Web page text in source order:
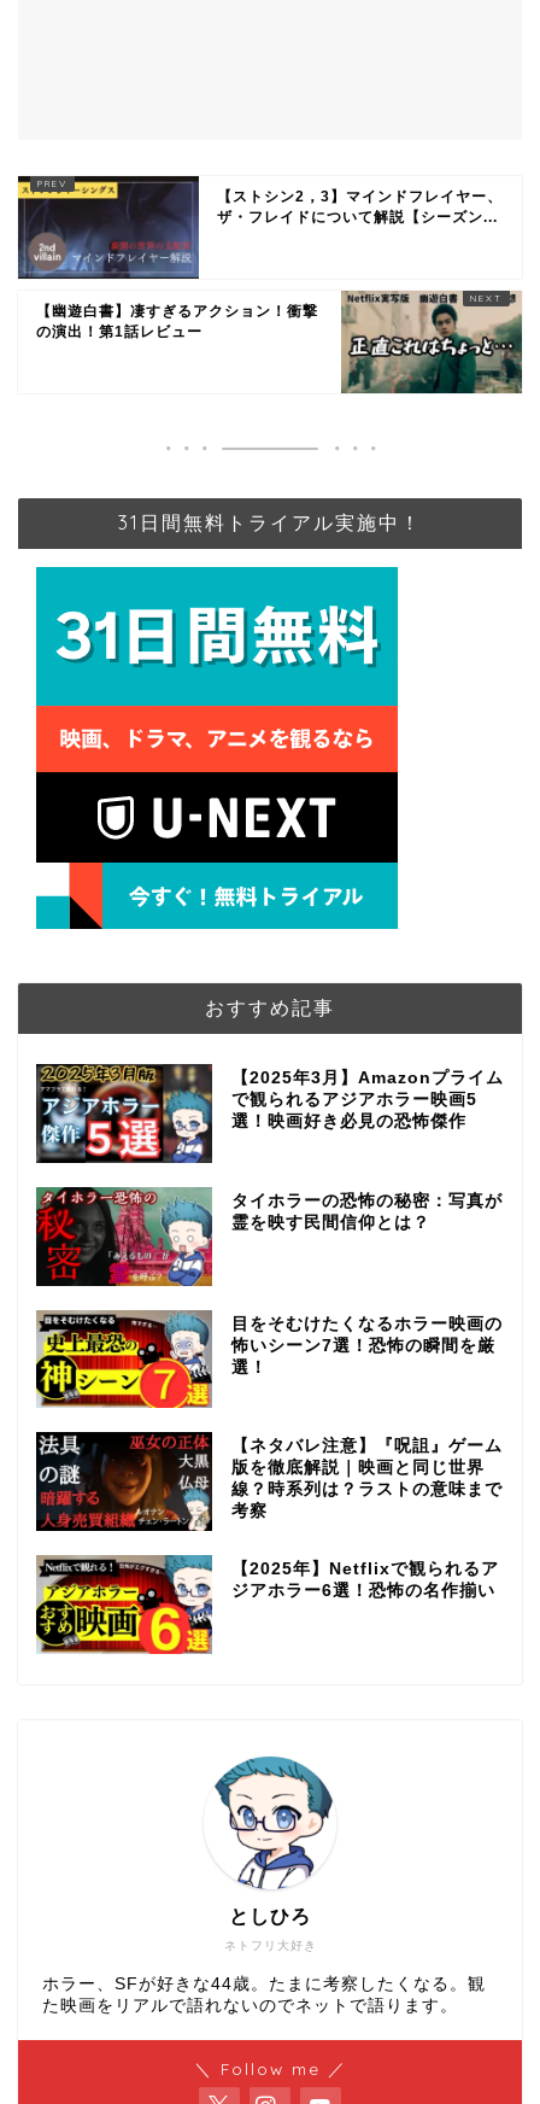
【ストシン2，3】マインドフレイヤー、
ザ・フレイドについて解説【シーズン...
【幽遊白書】凄すぎるアクション！衝撃
の演出！第1話レビュー
31日間無料トライアル実施中！
おすすめ記事
【2025年3月】Amazonプライム
で観られるアジアホラー映画5
選！映画好き必見の恐怖傑作
タイホラーの恐怖の秘密：写真が
霊を映す民間信仰とは？
目をそむけたくなるホラー映画の
怖いシーン7選！恐怖の瞬間を厳
選！
【ネタバレ注意】『呪詛』ゲーム
版を徹底解説｜映画と同じ世界
線？時系列は？ラストの意味まで
考察
【2025年】Netflixで観られるア
ジアホラー6選！恐怖の名作揃い
ネトフリ大好き
としひろ
ホラー、SFが好きな44歳。たまに考察したくなる。観
た映画をリアルで語れないのでネットで語ります。
＼ Follow me ／